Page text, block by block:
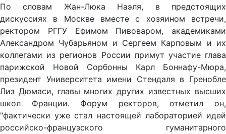
По словам Жан-Люка Наэля, в предстоящих
дискуссиях в Москве вместе с хозяином встречи,
ректором РГГУ Ефимом Пивоваром, академиками
Александром Чубарьяном и Сергеем Карповым и их
коллегами из регионов России примут участие глава
парижской Новой Сорбонны Карл Боннафу-Мюра,
президент Университета имени Стендаля в Гренобле
Лиз Дюмаси, главы многих других известных высших
школ Франции. Форум ректоров, отметил он,
"фактически уже стал настоящей лабораторией идей
российско-французского гуманитарного